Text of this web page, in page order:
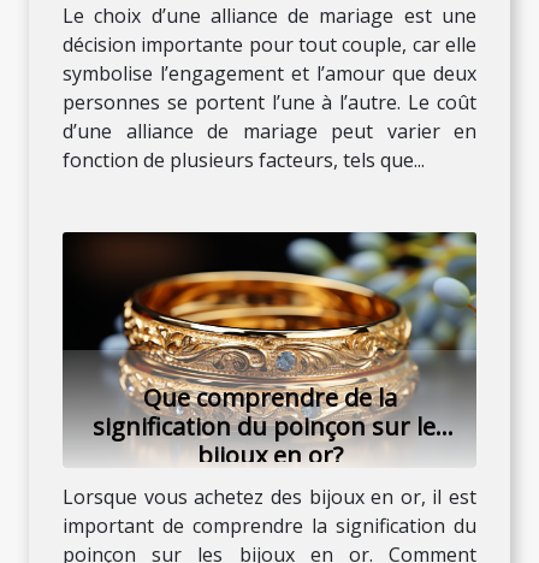
Le choix d’une alliance de mariage est une
décision importante pour tout couple, car elle
symbolise l’engagement et l’amour que deux
personnes se portent l’une à l’autre. Le coût
d’une alliance de mariage peut varier en
fonction de plusieurs facteurs, tels que...
Que comprendre de la
signification du poinçon sur les
bijoux en or?
Lorsque vous achetez des bijoux en or, il est
important de comprendre la signification du
poinçon sur les bijoux en or. Comment